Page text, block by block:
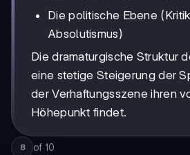
Die politische Ebene
Absolutismus)
Die dramaturgische Struktur
eine stetige Steigerung der
der Verhaftungsszene ihren
Höhepunkt findet.
8 of 10